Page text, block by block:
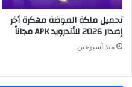
تحميل ملكة الموضة مهكرة أخر
إصدار 2026 للأندرويد APK مجاناً
منذ أسبوعين